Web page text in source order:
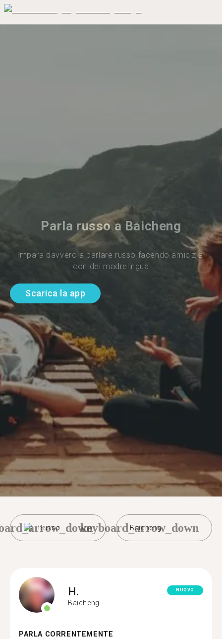
Parla russo a Baicheng
Impara davvero a parlare russo facendo amicizia
con dei madrelingua
Scarica la app
Russo Baicheng
keyboard_arrow_down
H.
Baicheng
NUOVO
PARLA CORRENTEMENTE